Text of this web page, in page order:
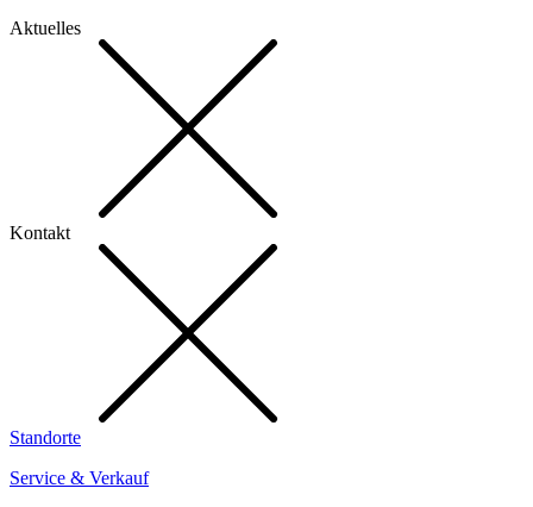
Aktuelles
Kontakt
Standorte
Service & Verkauf